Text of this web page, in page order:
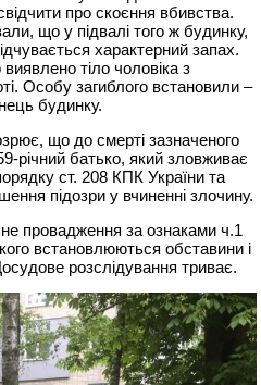
про скоєння вбивства.
що у підвалі того ж будинку,
характерний запах.
тіло чоловіка з
Особу загиблого встановили –
будинку.
що до смерті зазначеного
річний батько, який зловживає
ст. 208 КПК України та
підозри у вчиненні злочину.
провадження за ознаками ч.1
встановлюються обставини і
розслідування триває.